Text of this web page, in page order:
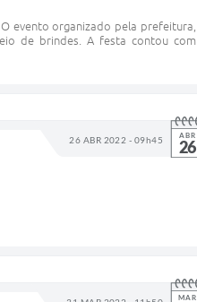
evento organizado pela prefeitura,
de brindes. A festa contou com
26 ABR 2022 - 09h45 ABR
26
MAR